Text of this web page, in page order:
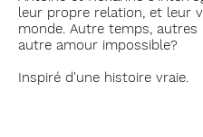
leur propre relation, et leur
monde. Autre temps, autres
autre amour impossible?
Inspiré d'une histoire vraie.